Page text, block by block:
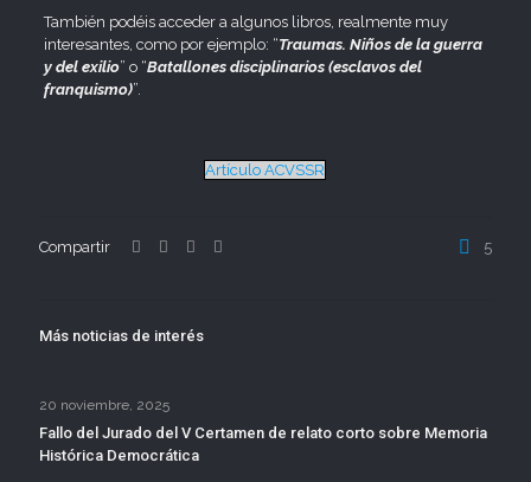
También podéis acceder a algunos libros, realmente muy
interesantes, como por ejemplo: “Traumas. Niños de la guerra
y del exilio” o “Batallones disciplinarios (esclavos del
franquismo)”.
Artículo ACVSSR
Compartir 5
Más noticias de interés
20 noviembre, 2025
Fallo del Jurado del V Certamen de relato corto sobre Memoria
Histórica Democrática